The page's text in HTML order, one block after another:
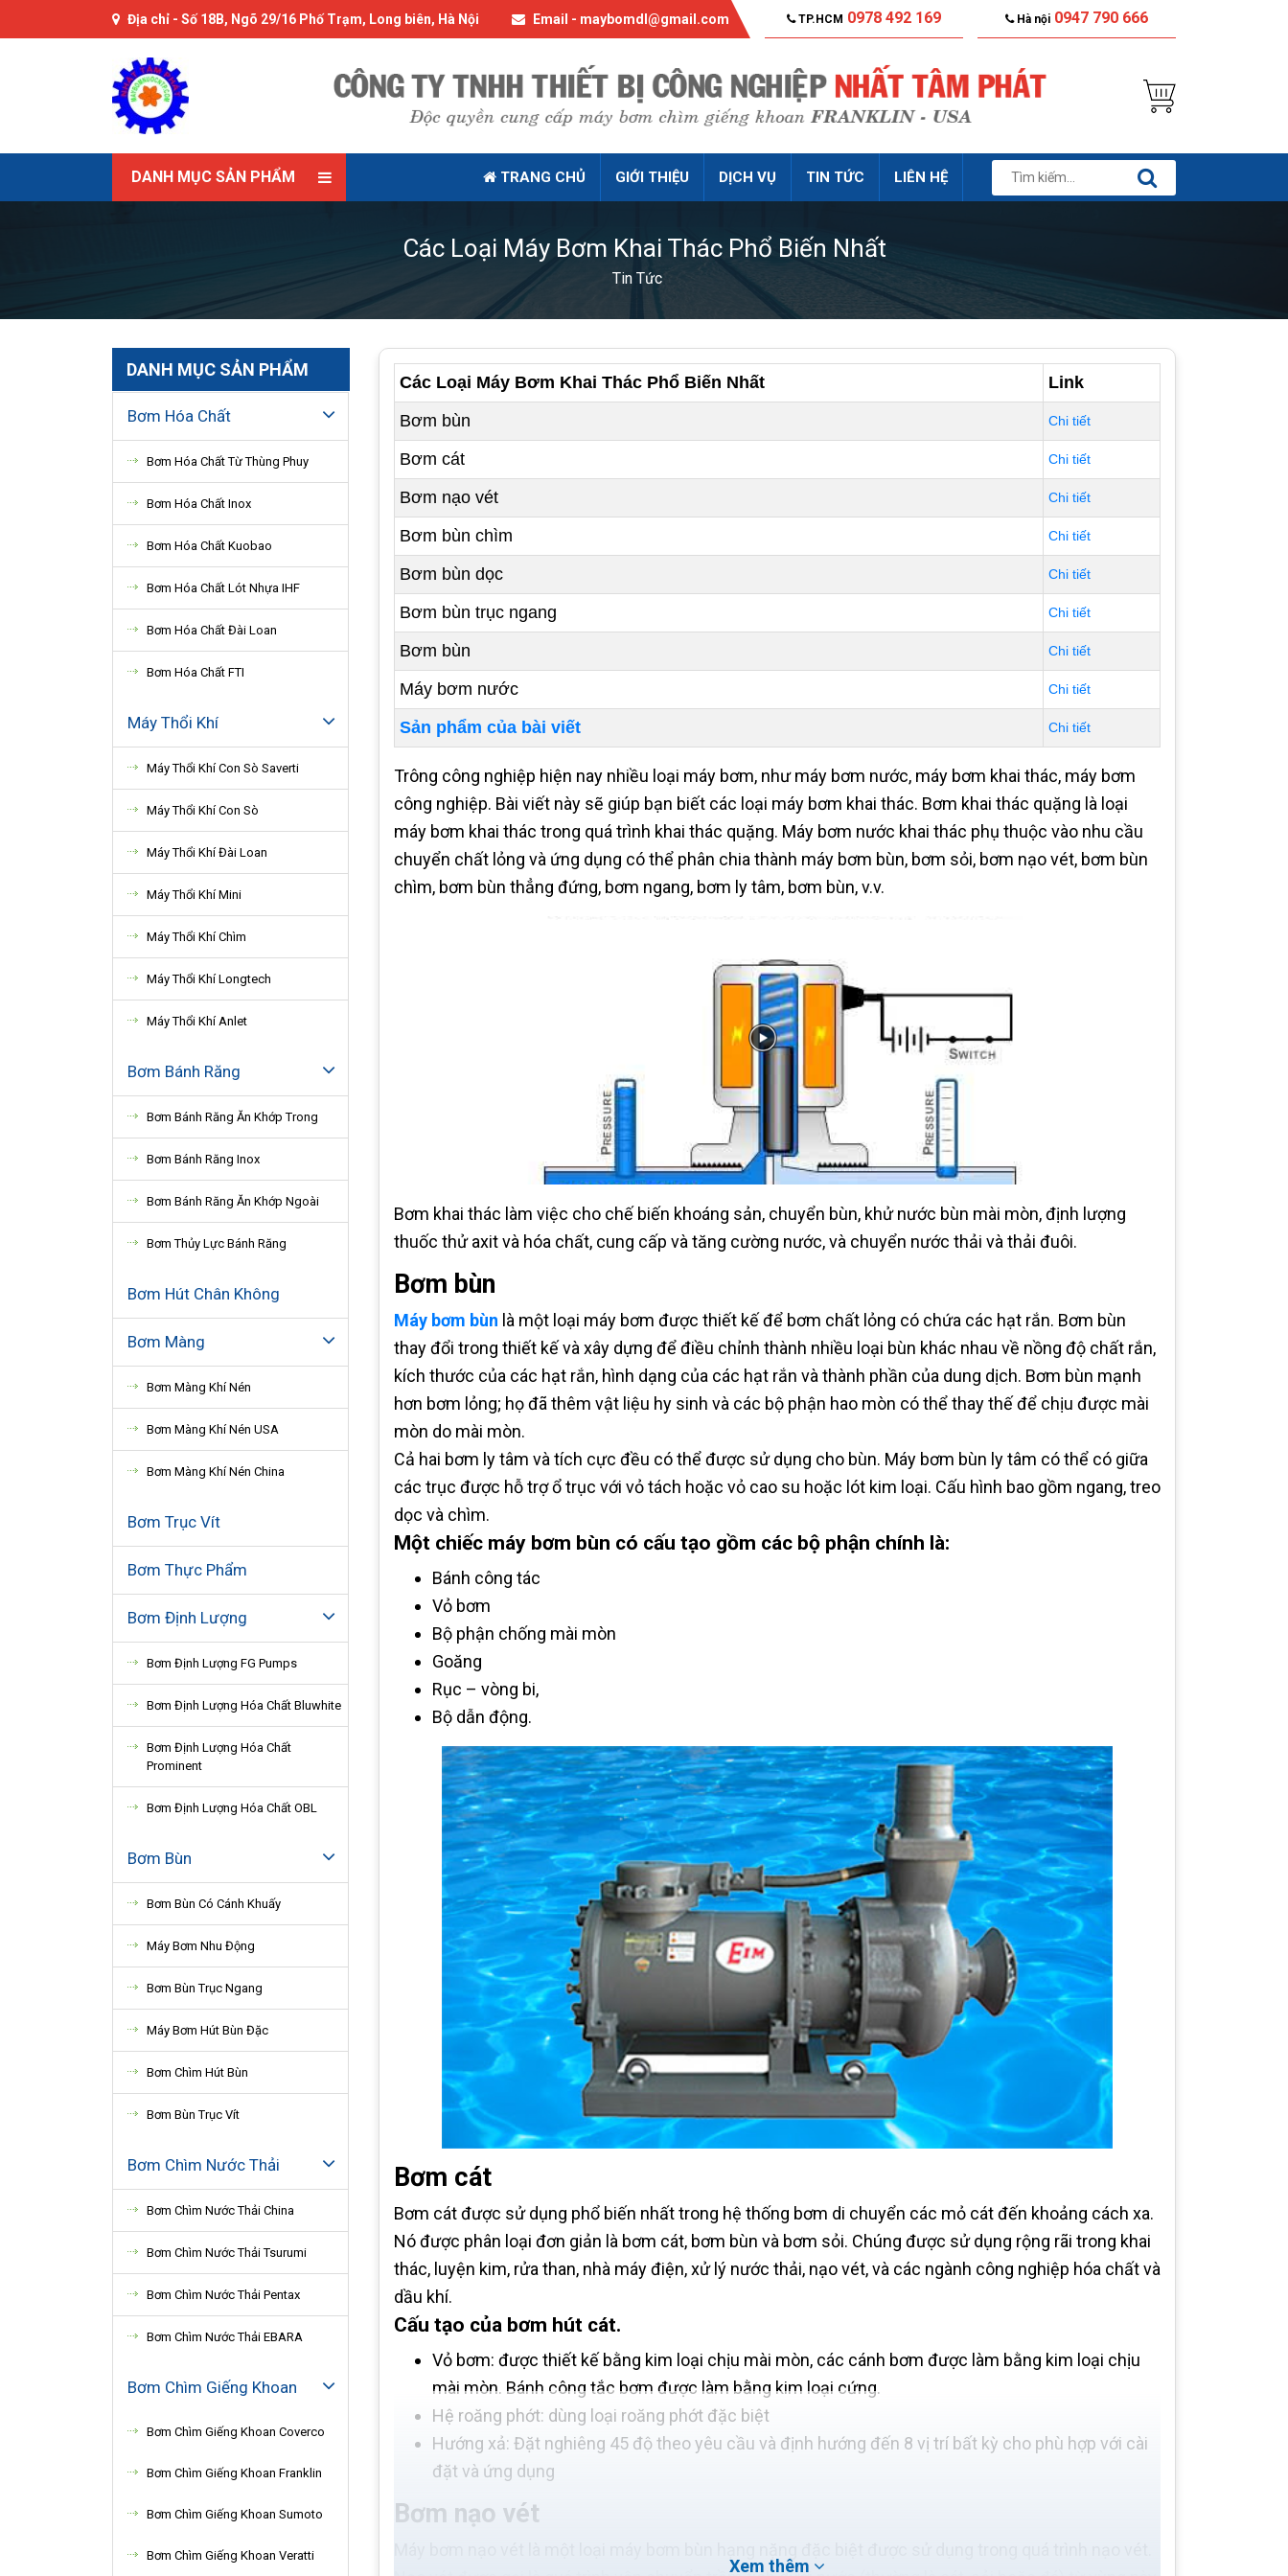
Địa chỉ - Số 18B, Ngõ 29/16 Phố Trạm, Long biên, Hà Nội Email - maybomdl@gmail.com TP.HCM 0978 492 169 Hà nội 0947 790 666
DANH MỤC SẢN PHẨM TRANG CHỦ GIỚI THIỆU DỊCH VỤ TIN TỨC LIÊN HỆ
Các Loại Máy Bơm Khai Thác Phổ Biến Nhất
Tin Tức
DANH MỤC SẢN PHẨM
Bơm Hóa Chất
Bơm Hóa Chất Từ Thùng Phuy
Bơm Hóa Chất Inox
Bơm Hóa Chất Kuobao
Bơm Hóa Chất Lót Nhựa IHF
Bơm Hóa Chất Đài Loan
Bơm Hóa Chất FTI
Máy Thổi Khí
Máy Thổi Khí Con Sò Saverti
Máy Thổi Khí Con Sò
Máy Thổi Khí Đài Loan
Máy Thổi Khí Mini
Máy Thổi Khí Chìm
Máy Thổi Khí Longtech
Máy Thổi Khí Anlet
Bơm Bánh Răng
Bơm Bánh Răng Ăn Khớp Trong
Bơm Bánh Răng Inox
Bơm Bánh Răng Ăn Khớp Ngoài
Bơm Thủy Lực Bánh Răng
Bơm Hút Chân Không
Bơm Màng
Bơm Màng Khí Nén
Bơm Màng Khí Nén USA
Bơm Màng Khí Nén China
Bơm Trục Vít
Bơm Thực Phẩm
Bơm Định Lượng
Bơm Định Lượng FG Pumps
Bơm Định Lượng Hóa Chất Bluwhite
Bơm Định Lượng Hóa Chất
Prominent
Bơm Định Lượng Hóa Chất OBL
Bơm Bùn
Bơm Bùn Có Cánh Khuấy
Máy Bơm Nhu Động
Bơm Bùn Trục Ngang
Máy Bơm Hút Bùn Đặc
Bơm Chìm Hút Bùn
Bơm Bùn Trục Vít
Bơm Chìm Nước Thải
Bơm Chìm Nước Thải China
Bơm Chìm Nước Thải Tsurumi
Bơm Chìm Nước Thải Pentax
Bơm Chìm Nước Thải EBARA
Bơm Chìm Giếng Khoan
Bơm Chìm Giếng Khoan Coverco
Bơm Chìm Giếng Khoan Franklin
Bơm Chìm Giếng Khoan Sumoto
Bơm Chìm Giếng Khoan Veratti
Các Loại Máy Bơm Khai Thác Phổ Biến Nhất
Link
Bơm bùn
Chi tiết
Bơm cát Chi tiết
Bơm nạo vét Chi tiết
Bơm bùn chìm Chi tiết
Bơm bùn dọc Chi tiết
Bơm bùn trục ngang Chi tiết
Bơm bùn Chi tiết
Máy bơm nước Chi tiết
Sản phẩm của bài viết Chi tiết
Trông công nghiệp hiện nay nhiều loại máy bơm, như máy bơm nước, máy bơm khai thác, máy bơm
công nghiệp. Bài viết này sẽ giúp bạn biết các loại máy bơm khai thác. Bơm khai thác quặng là loại
máy bơm khai thác trong quá trình khai thác quặng. Máy bơm nước khai thác phụ thuộc vào nhu cầu
chuyển chất lỏng và ứng dụng có thể phân chia thành máy bơm bùn, bơm sỏi, bơm nạo vét, bơm bùn
chìm, bơm bùn thẳng đứng, bơm ngang, bơm ly tâm, bơm bùn, v.v.
Bơm khai thác làm việc cho chế biến khoáng sản, chuyển bùn, khử nước bùn mài mòn, định lượng
thuốc thử axit và hóa chất, cung cấp và tăng cường nước, và chuyển nước thải và thải đuôi.
Bơm bùn
Máy bơm bùn là một loại máy bơm được thiết kế để bơm chất lỏng có chứa các hạt rắn. Bơm bùn
thay đổi trong thiết kế và xây dựng để điều chỉnh thành nhiều loại bùn khác nhau về nồng độ chất rắn,
kích thước của các hạt rắn, hình dạng của các hạt rắn và thành phần của dung dịch. Bơm bùn mạnh
hơn bơm lỏng; họ đã thêm vật liệu hy sinh và các bộ phận hao mòn có thể thay thế để chịu được mài
mòn do mài mòn.
Cả hai bơm ly tâm và tích cực đều có thể được sử dụng cho bùn. Máy bơm bùn ly tâm có thể có giữa
các trục được hỗ trợ ổ trục với vỏ tách hoặc vỏ cao su hoặc lót kim loại. Cấu hình bao gồm ngang, treo
dọc và chìm.
Một chiếc máy bơm bùn có cấu tạo gồm các bộ phận chính là:
Bánh công tác
Vỏ bơm
Bộ phận chống mài mòn
Goăng
Rục – vòng bi,
Bộ dẫn động.
Bơm cát
Bơm cát được sử dụng phổ biến nhất trong hệ thống bơm di chuyển các mỏ cát đến khoảng cách xa.
Nó được phân loại đơn giản là bơm cát, bơm bùn và bơm sỏi. Chúng được sử dụng rộng rãi trong khai
thác, luyện kim, rửa than, nhà máy điện, xử lý nước thải, nạo vét, và các ngành công nghiệp hóa chất và
dầu khí.
Cấu tạo của bơm hút cát.
Vỏ bơm: được thiết kế bằng kim loại chịu mài mòn, các cánh bơm được làm bằng kim loại chịu
mài mòn. Bánh công tắc bơm được làm bằng kim loại cứng.
Hệ roăng phớt: dùng loại roăng phớt đặc biệt
Hướng xả: Đặt nghiêng 45 độ theo yêu cầu và định hướng đến 8 vị trí bất kỳ cho phù hợp với cài
đặt và ứng dụng
Bơm nạo vét
Xem thêm